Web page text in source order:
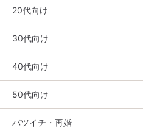
20代向け
30代向け
40代向け
50代向け
バツイチ・再婚